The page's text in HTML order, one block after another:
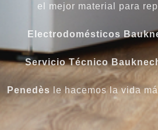
el mejor material para
Electrodomésticos
Servicio Técnico
Penedès le hacemos la vida